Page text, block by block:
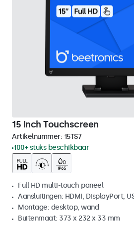
15 Inch Touchscreen
Artikelnummer: 15TS7
100+ stuks beschikbaar
Full HD multi-touch paneel
Aansluitingen: HDMI, DisplayPort,
Montage: desktop, wand
Buitenmaat: 373 x 232 x 33 mm